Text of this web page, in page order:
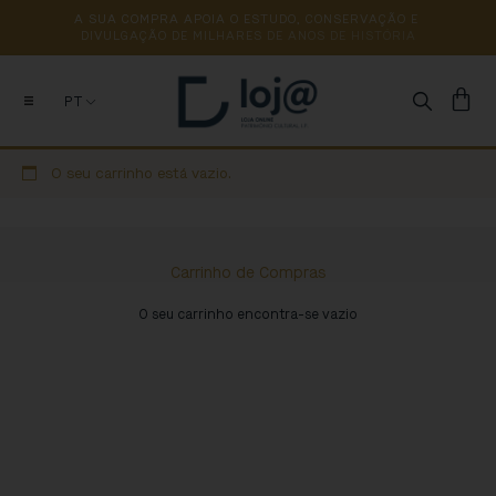
A SUA COMPRA APOIA O ESTUDO, CONSERVAÇÃO E
DIVULGAÇÃO
PT
O seu carrinho está vazio.
Carrinho de Compras
O seu carrinho encontra-se vazio